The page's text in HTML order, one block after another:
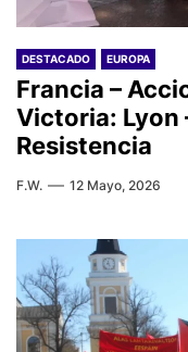
DESTACADO EUROPA
Francia –
Victoria: Lyon
Resistencia
F.W. 12 Mayo, 2026